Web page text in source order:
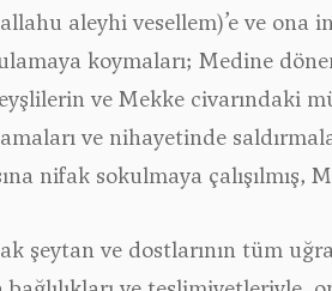
aleyhi vesellem)’e ve ona
koymaları; Medine
ve Mekke civarındaki
ve nihayetinde
nifak sokulmaya
şeytan ve dostlarının tüm